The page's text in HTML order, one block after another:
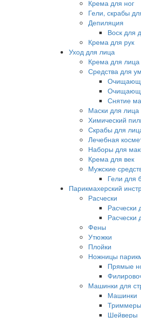
Крема для ног
Гели, скрабы
Депиляция
Воск для
Крема для рук
Уход для лица
Крема для лица
Средства для
Снятие
Маски для лица
Химический
Скрабы для
Лечебная
Наборы для
Крема для век
Мужские
Гели для
Парикмахерский
Расчески
Расчески
Расчески
Фены
Утюжки
Плойки
Ножницы
Прямые
Машинки для
Машинки
Триммеры
Шейверы